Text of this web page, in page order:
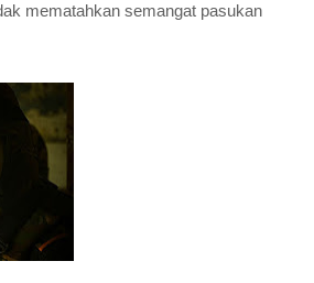
mematahkan semangat pasukan